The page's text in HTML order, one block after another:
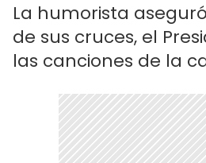
La humorista
de sus cruces, el
las canciones de la